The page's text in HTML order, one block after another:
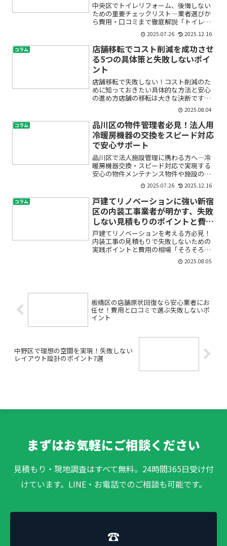
中央区でトイレリフォーム、後悔しない
ための重要チェックリスト―業者選びか
ら費用・口コミまで徹底解説「トイレが
古くなった」「もっと快適で節水できる
トイレに変えたい」「中央区で安心して
リフォームできる業者はどこ？」―この
ような悩みや不安をお持ち...
2025.07.26 2025.12.16
コラム
店舗移転でコスト削減を成功させ
る5つの具体策と失敗しないポイ
ント
店舗移転で失敗しない！コスト削減のた
めに知っておきたい具体的な方法と安心
の進め方店舗の移転は大きな決断です。
「できるだけコストを抑えたいけれど、
何から始めればいいのかわからない」
「賃料や運搬費、様々な出費が心配…」
と不安に感じている方も多い...
2025.08.04
コラム
品川区の物件管理者必見！法人用
冷暖房機器の交換をスピード対応
で安心サポート
品川区で法人施設管理に携わる方へ―冷
暖房機器交換・スピード対応で実現する
安心の物件メンテナンス物件や施設の管
理を任されている方にとって、「冷暖房
機器の不調や故障への対応」は頭を悩ま
せる大きな課題ですよね。「突然エアコ
ンが止まったらどうしよう...
2025.07.26 2025.12.16
コラム
戸建てリノベーションに強い新宿
区の内装工事業者が明かす、失敗
しない見積もりのポイントと費用
相場
戸建てリノベーションを考える方必見！
内装工事の見積もりで失敗しないための
実践ポイントと費用の相場「そろそろ戸
建てのリノベーションを…」と思い立っ
ても、「何にいくらかかるの？」「内装
2025.08.05
板橋区の店舗原状回復なら安心業者にお
任せ！費用と口コミで選ぶ失敗しないポ
イント
中野区で理想の空間を実現！失敗しない
レイアウト設計のポイント7選
まずはお気軽にご相談ください
見積もり・現地調査はすべて無料。24時間365日受け付
けています。LINE・お電話でのご相談も可能です。
☎